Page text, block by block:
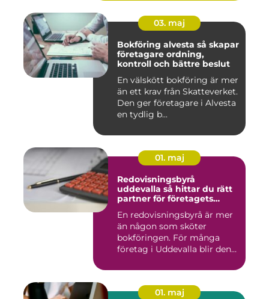
03. maj
Bokföring alvesta så skapar
företagare ordning,
kontroll och bättre beslut
En välskött bokföring är mer
än ett krav från Skatteverket.
Den ger företagare i Alvesta
en tydlig b...
01. maj
Redovisningsbyrå
uddevalla så hittar du rätt
partner för företagets
En redovisningsbyrå är mer
än någon som sköter
bokföringen. För många
företag i Uddevalla blir den
01. maj